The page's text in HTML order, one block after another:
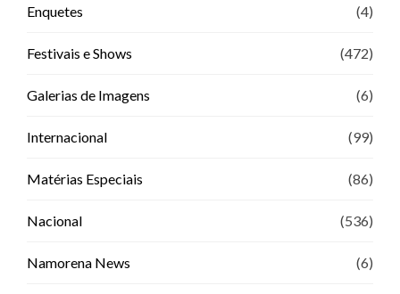
Enquetes (4)
Festivais e Shows (472)
Galerias de Imagens (6)
Internacional (99)
Matérias Especiais (86)
Nacional (536)
Namorena News (6)